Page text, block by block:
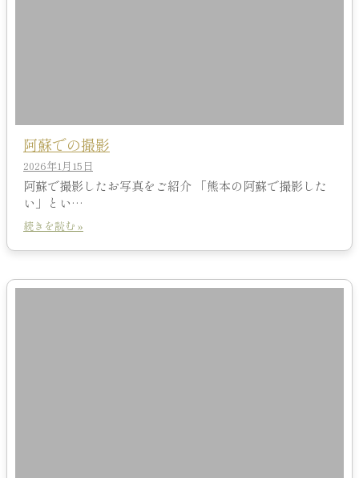
阿蘇での撮影
2026年1月15日
阿蘇で撮影したお写真をご紹介 「熊本の阿蘇で撮影した
い」とい…
続きを読む »